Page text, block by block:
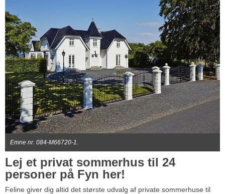
Emne nr. 084-M66720-1.
Lej et privat sommerhus til 24
personer på Fyn her!
Feline giver dig altid det største udvalg af private sommerhuse til